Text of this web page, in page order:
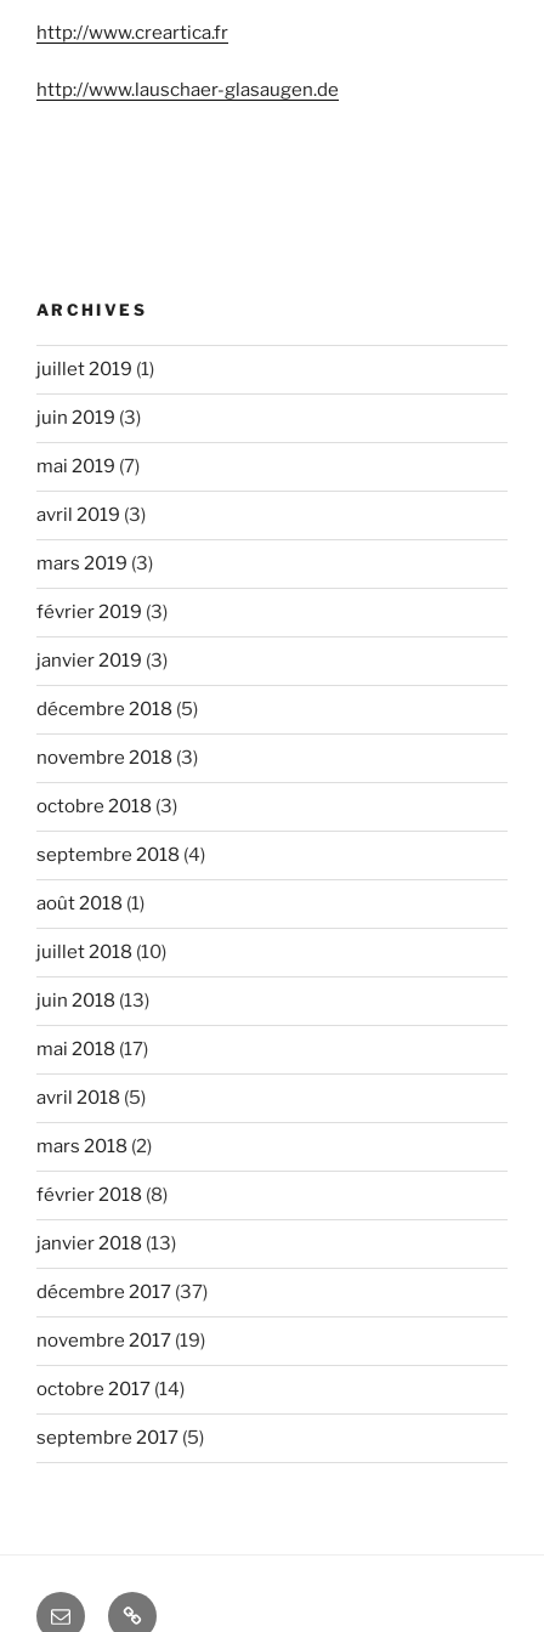
http://www.creartica.fr
http://www.lauschaer-glasaugen.de
ARCHIVES
juillet 2019 (1)
juin 2019 (3)
mai 2019 (7)
avril 2019 (3)
mars 2019 (3)
février 2019 (3)
janvier 2019 (3)
décembre 2018 (5)
novembre 2018 (3)
octobre 2018 (3)
septembre 2018 (4)
août 2018 (1)
juillet 2018 (10)
juin 2018 (13)
mai 2018 (17)
avril 2018 (5)
mars 2018 (2)
février 2018 (8)
janvier 2018 (13)
décembre 2017 (37)
novembre 2017 (19)
octobre 2017 (14)
septembre 2017 (5)
E-
Tutoriels